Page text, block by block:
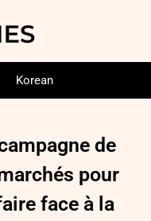
Korean
de
pour
face à la